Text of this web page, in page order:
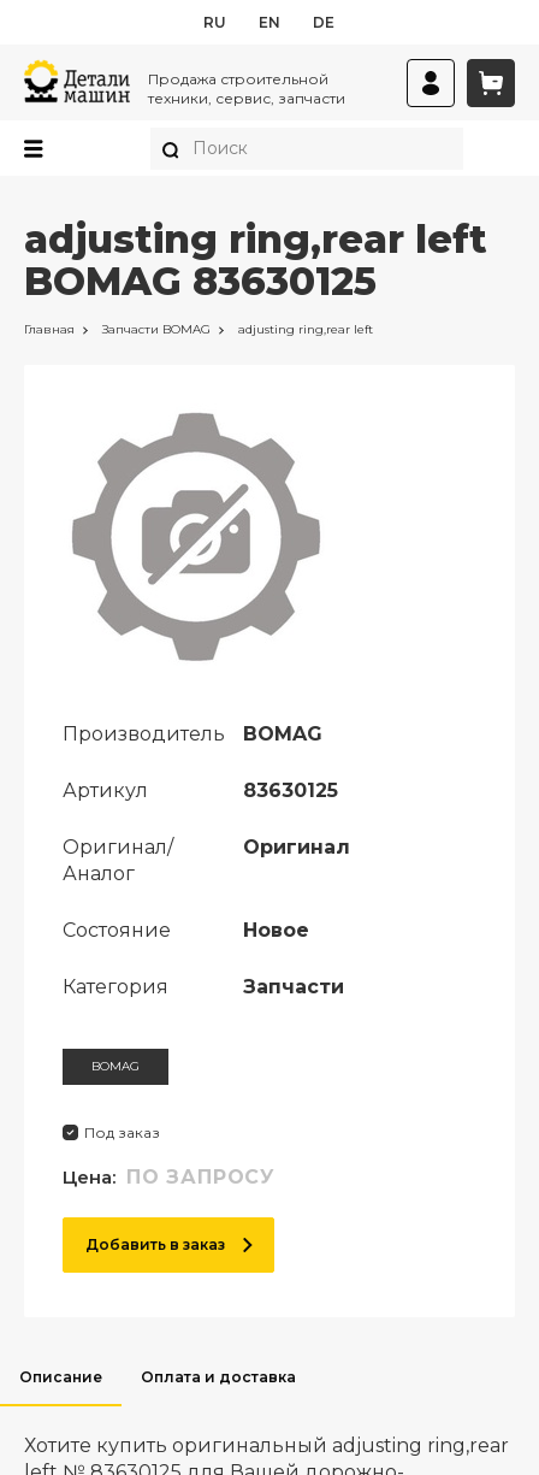
RU EN DE
Продажа строительной
техники, сервис, запчасти
adjusting ring,rear left
BOMAG 83630125
Главная Запчасти BOMAG adjusting ring,rear left
Производитель BOMAG
Артикул 83630125
Оригинал/
Аналог
Оригинал
Состояние Новое
Категория Запчасти
BOMAG
Под заказ
Цена: ПО ЗАПРОСУ
Добавить в заказ
Описание Оплата и доставка
Хотите купить оригинальный adjusting ring,rear